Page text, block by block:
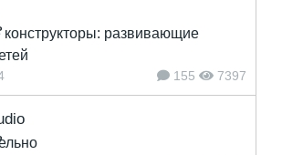
развивающие
155 7397